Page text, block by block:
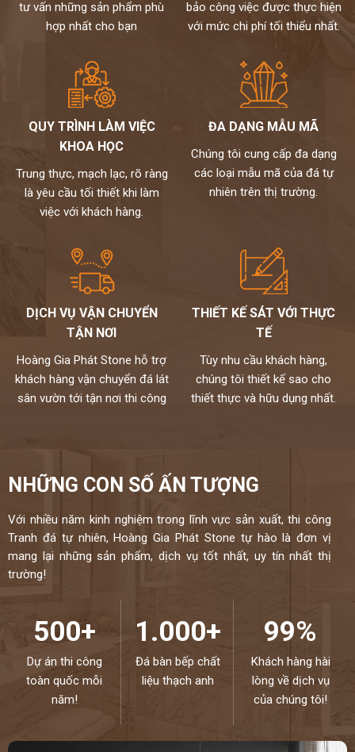
tư vấn những sản phẩm phù
hợp nhất cho bạn
bảo công việc được thực hiện
với mức chi phí tối thiểu nhất.
QUY TRÌNH LÀM VIỆC
KHOA HỌC
Trung thực, mạch lạc, rõ ràng
là yêu cầu tối thiết khi làm
việc với khách hàng.
ĐA DẠNG MẪU MÃ
Chúng tôi cung cấp đa dạng
các loại mẫu mã của đá tự
nhiên trên thị trường.
DỊCH VỤ VẬN CHUYỂN
TẬN NƠI
Hoàng Gia Phát Stone hỗ trợ
khách hàng vận chuyển đá lát
sân vườn tới tận nơi thi công
THIẾT KẾ SÁT VỚI THỰC
TẾ
Tùy nhu cầu khách hàng,
chúng tôi thiết kế sao cho
thiết thực và hữu dụng nhất.
NHỮNG CON SỐ ẤN TƯỢNG
Với nhiều năm kinh nghiệm trong lĩnh vực sản xuất, thi công
Tranh đá tự nhiên, Hoàng Gia Phát Stone tự hào là đơn vị
mang lại những sản phẩm, dịch vụ tốt nhất, uy tín nhất thị
trường!
500+
Dự án thi công
toàn quốc mỗi
năm!
1.000+
Đá bàn bếp chất
liệu thạch anh
99%
Khách hàng hài
lòng về dịch vụ
của chúng tôi!